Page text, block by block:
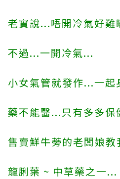
老實說...唔開冷氣好難
不過...一開冷氣...
小女氣管就發作...一起
藥不能醫...只有多多保
售賣鮮牛蒡的老闆娘
龍脷葉 ~ 中草藥之一...